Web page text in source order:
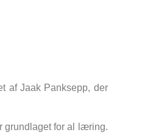
af Jaak Panksepp, der
grundlaget for al læring.